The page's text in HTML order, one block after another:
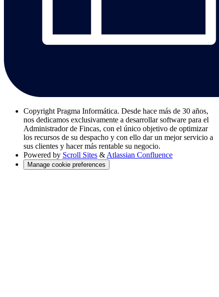
Copyright Pragma Informática. Desde hace más de 30 años,
nos dedicamos exclusivamente a desarrollar software para el
Administrador de Fincas, con el único objetivo de optimizar
los recursos de su despacho y con ello dar un mejor servicio a
sus clientes y hacer más rentable su negocio.
Powered by Scroll Sites & Atlassian Confluence
Manage cookie preferences